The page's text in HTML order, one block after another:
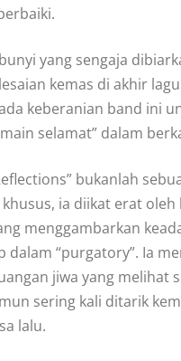
yang sengaja
kemas di akhir
keberanian band ini
selamat” dalam
bukanlah
ia diikat erat
menggambarkan
dalam “purgatory”. Ia
jiwa yang melihat
sering kali ditarik
lalu.